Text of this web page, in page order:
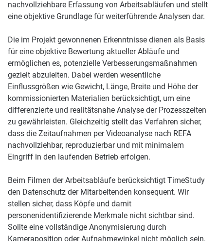
nachvollziehbare Erfassung von Arbeitsabläufen und stellt
eine objektive Grundlage für weiterführende Analysen dar.
Die im Projekt gewonnenen Erkenntnisse dienen als Basis
für eine objektive Bewertung aktueller Abläufe und
ermöglichen es, potenzielle Verbesserungsmaßnahmen
gezielt abzuleiten. Dabei werden wesentliche
Einflussgrößen wie Gewicht, Länge, Breite und Höhe der
kommissionierten Materialien berücksichtigt, um eine
differenzierte und realitätsnahe Analyse der Prozesszeiten
zu gewährleisten. Gleichzeitig stellt das Verfahren sicher,
dass die Zeitaufnahmen per Videoanalyse nach REFA
nachvollziehbar, reproduzierbar und mit minimalem
Eingriff in den laufenden Betrieb erfolgen.
Beim Filmen der Arbeitsabläufe berücksichtigt TimeStudy
den Datenschutz der Mitarbeitenden konsequent. Wir
stellen sicher, dass Köpfe und damit
personenidentifizierende Merkmale nicht sichtbar sind.
Sollte eine vollständige Anonymisierung durch
Kameraposition oder Aufnahmewinkel nicht möglich sein,